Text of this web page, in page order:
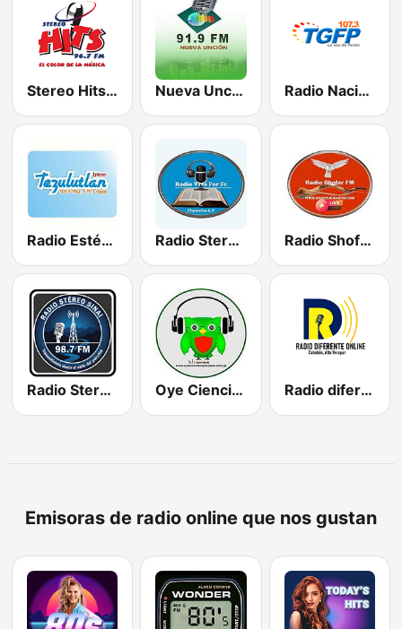
Stereo Hits 96.7 FM Nueva Uncion Radio Nacional Flores Peten TGFP
Radio Estéreo Tezulutlan Radio Stereo Vivo Por Fe Radio Shofar FM
Radio Stereo Sinai 98.7 FM Oye Ciencias Aplicadas Radio diferente online
Emisoras de radio online que nos gustan